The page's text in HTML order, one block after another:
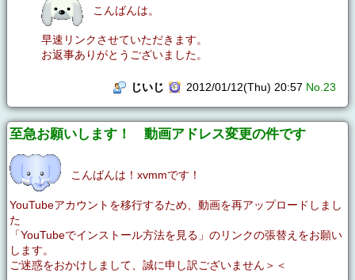
こんばんは。
早速リンクさせていただきます。
お返事ありがとうございました。
じいじ 2012/01/12(Thu) 20:57 No.23
至急お願いします！ 動画アドレス変更の件です
こんばんは！xvmmです！
YouTubeアカウントを移行するため、動画を再アップロードしまし
た
「YouTubeでインストール方法を見る」のリンクの張替えをお願い
します。
ご迷惑をおかけしまして、誠に申し訳ございません＞＜